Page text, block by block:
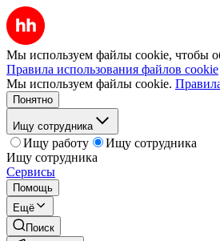
Мы используем файлы cookie, чтобы
Правила использования файлов cookie
Мы используем файлы cookie.
Понятно
Ищу сотрудника
Ищу работу
Ищу сотрудника
Ищу сотрудника
Сервисы
Помощь
Ещё
Поиск